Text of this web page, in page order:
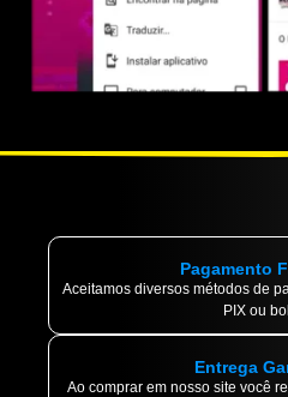
Pagamento
Aceitamos diversos métodos de
PIX ou
Entrega
Ao comprar em nosso site você